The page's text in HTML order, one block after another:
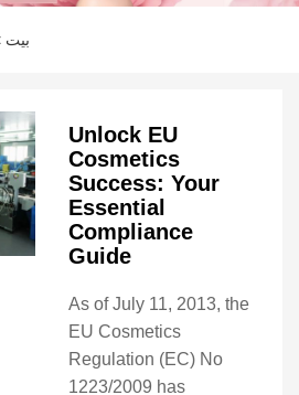
بيت
Unlock EU
Cosmetics
Success: Your
Essential
Compliance
Guide
As of July 11, 2013, the
EU Cosmetics
Regulation (EC) No
1223/2009 has